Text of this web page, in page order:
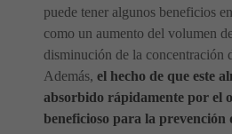
puede tener algunos beneficios
como un aumento del volumen
disminución de la concentración
Además, el hecho de que este
absorbido rápidamente por el
beneficioso para la prevención